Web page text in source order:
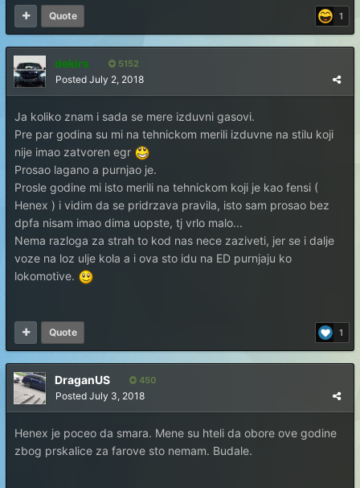
1
Quote
dekirs 5152
Posted July 2, 2018
Ja koliko znam i sada se mere izduvni gasovi.
Pre par godina su mi na tehnickom merili izduvne na stilu koji
nije imao zatvoren egr
Prosao lagano a purnjao je.
Prosle godine mi isto merili na tehnickom koji je kao fensi (
Henex ) i vidim da se pridrzava pravila, isto sam prosao bez
dpfa nisam imao dima uopste, tj vrlo malo...
Nema razloga za strah to kod nas nece zaziveti, jer se i dalje
voze na loz ulje kola a i ova sto idu na ED purnjaju ko
lokomotive.
1
Quote
DraganUS 450
Posted July 3, 2018
Henex je poceo da smara. Mene su hteli da obore ove godine
zbog prskalice za farove sto nemam. Budale.